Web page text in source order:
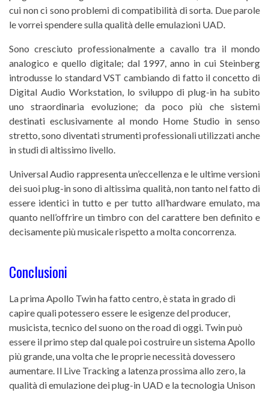
cui non ci sono problemi di compatibilità di sorta. Due parole
le vorrei spendere sulla qualità delle emulazioni UAD.
Sono cresciuto professionalmente a cavallo tra il mondo
analogico e quello digitale; dal 1997, anno in cui Steinberg
introdusse lo standard VST cambiando di fatto il concetto di
Digital Audio Workstation, lo sviluppo di plug-in ha subito
uno straordinaria evoluzione; da poco più che sistemi
destinati esclusivamente al mondo Home Studio in senso
stretto, sono diventati strumenti professionali utilizzati anche
in studi di altissimo livello.
Universal Audio rappresenta un’eccellenza e le ultime versioni
dei suoi plug-in sono di altissima qualità, non tanto nel fatto di
essere identici in tutto e per tutto all’hardware emulato, ma
quanto nell’offrire un timbro con del carattere ben definito e
decisamente più musicale rispetto a molta concorrenza.
Conclusioni
La prima Apollo Twin ha fatto centro, è stata in grado di
capire quali potessero essere le esigenze del producer,
musicista, tecnico del suono on the road di oggi. Twin può
essere il primo step dal quale poi costruire un sistema Apollo
più grande, una volta che le proprie necessità dovessero
aumentare. Il Live Tracking a latenza prossima allo zero, la
qualità di emulazione dei plug-in UAD e la tecnologia Unison